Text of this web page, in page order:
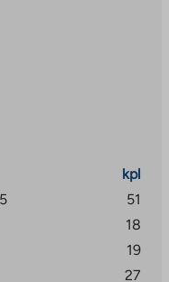
sekä
ovat 2-
7krs, C-rapun
rapun asuinkerrokset
kerros ei kahdeksas.
toisen
– 17!
edessä sisäpihalla
kpl
51
18
19
27